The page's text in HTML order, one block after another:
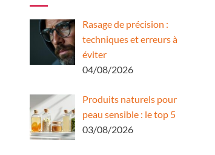
Rasage de précision :
techniques et erreurs à
éviter
04/08/2026
Produits naturels pour
peau sensible : le top 5
03/08/2026